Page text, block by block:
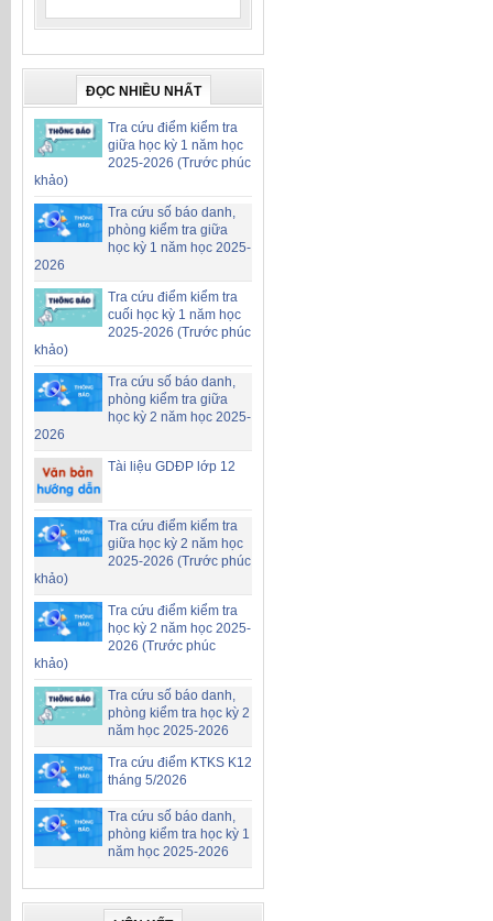
ĐỌC NHIỀU NHẤT
Tra cứu điểm kiểm tra
giữa học kỳ 1 năm học
2025-2026 (Trước phúc
khảo)
Tra cứu số báo danh,
phòng kiểm tra giữa
học kỳ 1 năm học 2025-
2026
Tra cứu điểm kiểm tra
cuối học kỳ 1 năm học
2025-2026 (Trước phúc
khảo)
Tra cứu số báo danh,
phòng kiểm tra giữa
học kỳ 2 năm học 2025-
2026
Tài liệu GDĐP lớp 12
Tra cứu điểm kiểm tra
giữa học kỳ 2 năm học
2025-2026 (Trước phúc
khảo)
Tra cứu điểm kiểm tra
học kỳ 2 năm học 2025-
2026 (Trước phúc
khảo)
Tra cứu số báo danh,
phòng kiểm tra học kỳ 2
năm học 2025-2026
Tra cứu điểm KTKS K12
tháng 5/2026
Tra cứu số báo danh,
phòng kiểm tra học kỳ 1
năm học 2025-2026